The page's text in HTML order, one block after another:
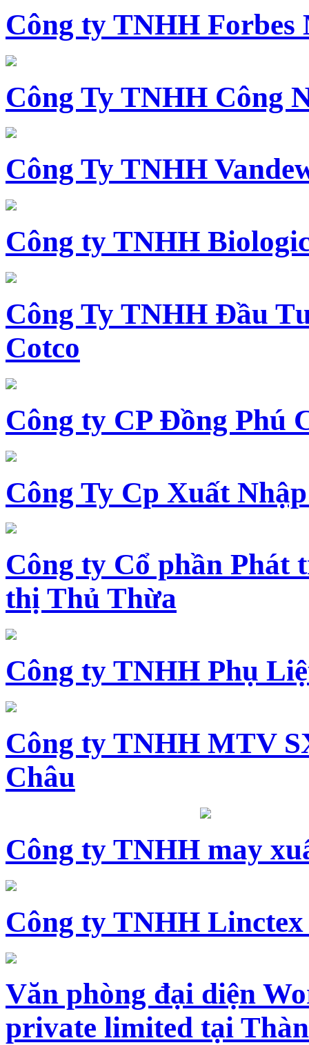
Công ty TNHH
Công Ty TNHH Công
Công Ty TNHH
Công ty TNHH
Công Ty TNHH Đầu
Cotco
Công ty CP Đồng Phú
Công Ty Cp Xuất
Công ty Cổ phần Phát
thị Thủ Thừa
Công ty TNHH Phụ
Công ty TNHH MTV
Châu
Công ty TNHH may
Công ty TNHH Linctex
Văn phòng đại diện
private limited tại